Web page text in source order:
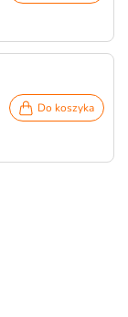
Do koszyka